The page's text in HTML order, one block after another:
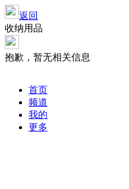
返回
收纳用品
抱歉，暂无相关信息
首页
频道
我的
更多